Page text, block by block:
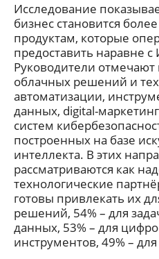
Исследование
бизнес становится
продуктам, которые
предоставить наравне
Руководители
облачных решений и
автоматизации,
данных, digital-
систем
построенных на базе
интеллекта. В этих
рассматриваются как
технологические
готовы привлекать их
решений, 54% – для
данных, 53% – для
инструментов, 49% –